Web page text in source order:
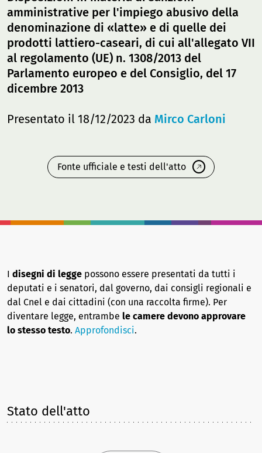
amministrative per l'impiego abusivo della
denominazione di «latte» e di quelle dei
prodotti lattiero-caseari, di cui all'allegato VII
al regolamento (UE) n. 1308/2013 del
Parlamento europeo e del Consiglio, del 17
dicembre 2013
Presentato il 18/12/2023 da Mirco Carloni
Fonte ufficiale e testi dell'atto
I disegni di legge possono essere presentati da tutti i
deputati e i senatori, dal governo, dai consigli regionali e
dal Cnel e dai cittadini (con una raccolta firme). Per
diventare legge, entrambe le camere devono approvare
lo stesso testo. Approfondisci.
Stato dell'atto